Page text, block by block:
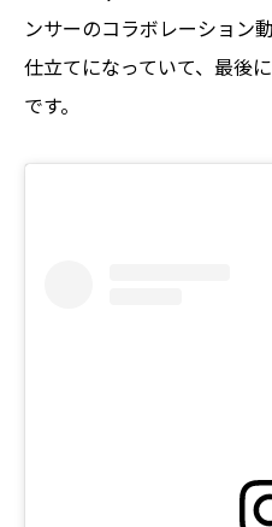
ンサーのコラボレーション
仕立てになっていて、最後
です。